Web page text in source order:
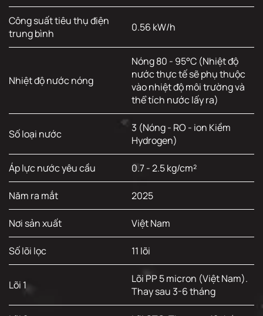
Công suất tiêu thụ điện
trung bình
0.56 kW/h
Nhiệt độ nước nóng
Nóng 80 - 95°C (Nhiệt độ
nước thực tế sẽ phụ thuộc
vào nhiệt độ môi trường và
thể tích nước lấy ra)
Số loại nước
3 (Nóng - RO - ion Kiềm
Hydrogen)
Áp lực nước yêu cầu 0.7 - 2.5 kg/cm²
Năm ra mắt 2025
Nơi sản xuất Việt Nam
Số lõi lọc 11 lõi
Lõi 1
Lõi PP 5 micron (Việt Nam).
Thay sau 3-6 tháng